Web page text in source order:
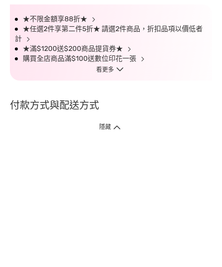
★不限金額享88折★
★任選2件享第二件5折★ 請選2件商品，折扣品項以價低者
計
★滿$1200送$200商品提貨券★
購買全店商品滿$100送數位印花一張
看更多
付款方式與配送方式
隱藏